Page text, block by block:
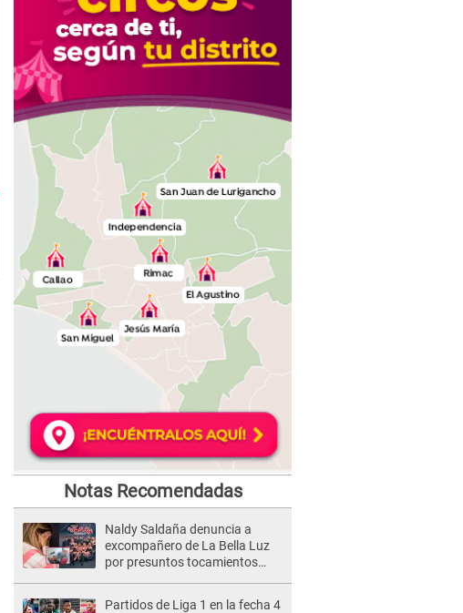
Notas Recomendadas
Naldy Saldaña denuncia a
excompañero de La Bella Luz
por presuntos tocamientos
Partidos de Liga 1 en la fecha 4